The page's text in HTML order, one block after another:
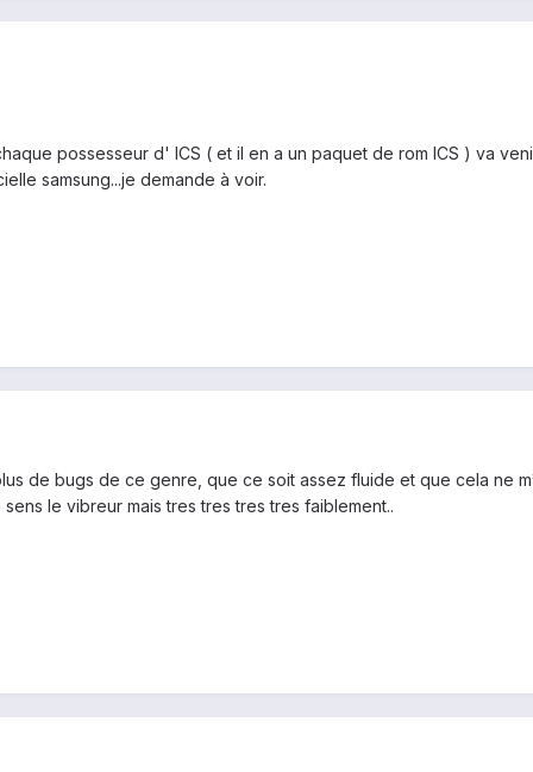
possesseur d' ICS ( et il en a un paquet de rom ICS ) va
samsung...je demande à voir.
de bugs de ce genre, que ce soit assez fluide et que cela ne
le vibreur mais tres tres tres tres faiblement..